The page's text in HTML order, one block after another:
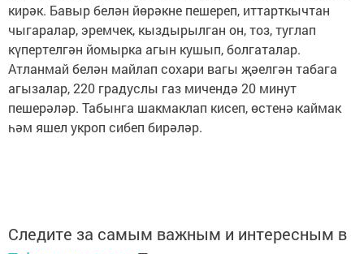
кирәк. Бавыр белән йөрәкне пешереп, иттарткычтан
чыгаралар, эремчек, кыздырылган он, тоз, туглап
күпертелгән йомырка агын кушып, болгаталар.
Атланмай белән майлап сохари вагы җәелгән табага
агызалар, 220 градуслы газ мичендә 20 минут
пешерәләр. Табынга шакмаклап кисеп, өстенә каймак
һәм яшел укроп сибеп бирәләр.
Следите за самым важным и интересным в